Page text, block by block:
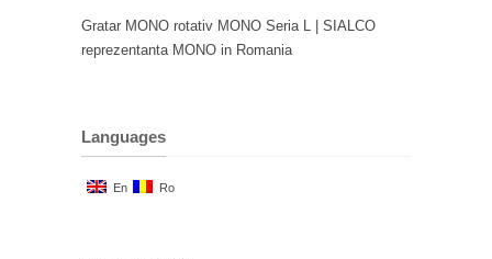
Gratar MONO rotativ MONO Seria L | SIALCO
reprezentanta MONO in Romania
Languages
En Ro